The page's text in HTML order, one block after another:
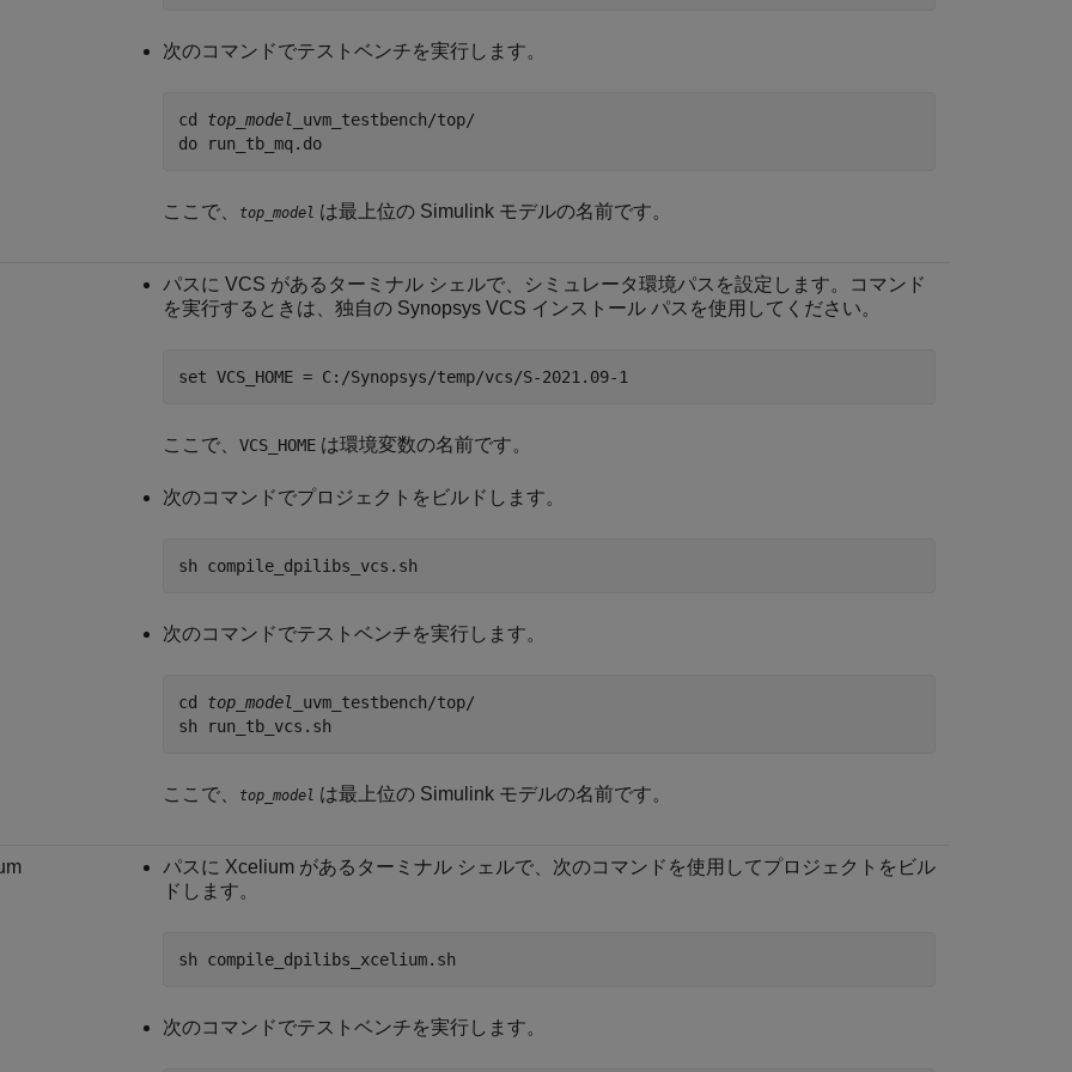
次のコマンドでテストベンチを実行します。
cd top_model
_uvm_testbench/top/
do run_tb_mq.do
ここで、 top_model は最上位の Simulink モデルの名前です。
パスに VCS があるターミナル シェルで、シミュレータ環境パスを設定します。コマンド
を実行するときは、独自の Synopsys VCS インストール パスを使用してください。
set VCS_HOME = C:/Synopsys/temp/vcs/S-2021.09-1
ここで、 VCS_HOME は環境変数の名前です。
次のコマンドでプロジェクトをビルドします。
sh compile_dpilibs_vcs.sh
次のコマンドでテストベンチを実行します。
cd top_model
_uvm_testbench/top/
sh run_tb_vcs.sh
ここで、 top_model は最上位の Simulink モデルの名前です。
パスに Xcelium があるターミナル シェルで、次のコマンドを使用してプロジェクトをビル
ドします。
sh compile_dpilibs_xcelium.sh
次のコマンドでテストベンチを実行します。